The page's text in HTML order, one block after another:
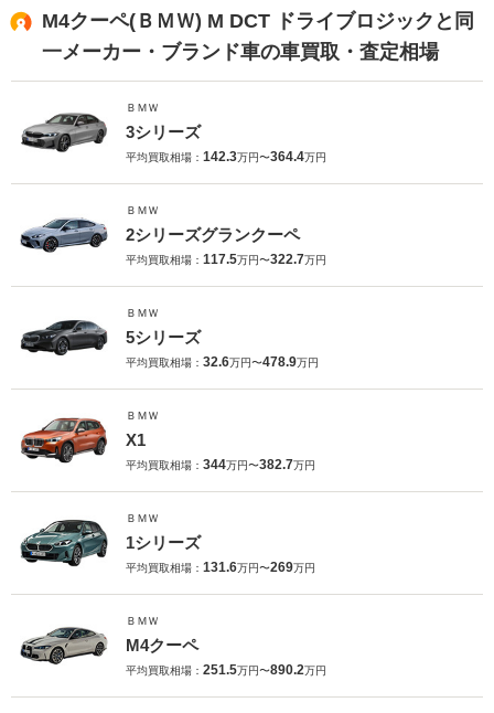
M4クーペ(ＢＭＷ) M DCT ドライブロジックと同
一メーカー・ブランド車の車買取・査定相場
ＢＭＷ
3シリーズ
平均買取相場： 142.3万円〜364.4万円
ＢＭＷ
2シリーズグランクーペ
平均買取相場： 117.5万円〜322.7万円
ＢＭＷ
5シリーズ
平均買取相場： 32.6万円〜478.9万円
ＢＭＷ
X1
平均買取相場： 344万円〜382.7万円
ＢＭＷ
1シリーズ
平均買取相場： 131.6万円〜269万円
ＢＭＷ
M4クーペ
平均買取相場： 251.5万円〜890.2万円